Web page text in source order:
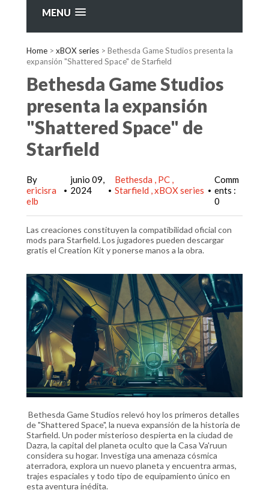
MENU
Home > xBOX series > Bethesda Game Studios presenta la
expansión "Shattered Space" de Starfield
Bethesda Game Studios
presenta la expansión
"Shattered Space" de
Starfield
By
ericisra
elb
•
junio 09,
2024
•
Bethesda
PC
Starfield xBOX series •
Comm
ents :
0
Las creaciones constituyen la compatibilidad oficial con
mods para Starfield. Los jugadores pueden descargar
gratis el Creation Kit y ponerse manos a la obra.
Bethesda Game Studios relevó hoy los primeros detalles
de "Shattered Space", la nueva expansión de la historia de
Starfield. Un poder misterioso despierta en la ciudad de
Dazra, la capital del planeta oculto que la Casa Va'ruun
considera su hogar. Investiga una amenaza cósmica
aterradora, explora un nuevo planeta y encuentra armas,
trajes espaciales y todo tipo de equipamiento único en
esta aventura inédita.